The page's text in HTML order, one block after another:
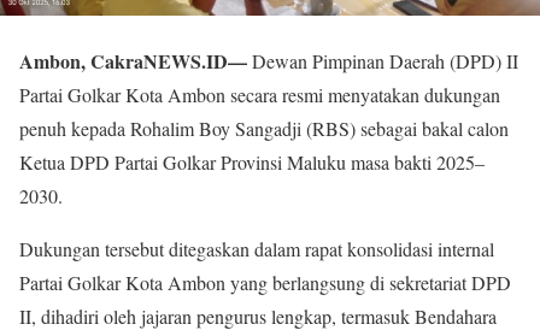
Ambon, CakraNEWS.ID—Dewan Pimpinan Daerah (DPD) II
Partai Golkar Kota Ambon secara resmi menyatakan dukungan
penuh kepada Rohalim Boy Sangadji (RBS) sebagai bakal calon
Ketua DPD Partai Golkar Provinsi Maluku masa bakti 2025–
2030.
Dukungan tersebut ditegaskan dalam rapat konsolidasi internal
Partai Golkar Kota Ambon yang berlangsung di sekretariat DPD
II, dihadiri oleh jajaran pengurus lengkap, termasuk Bendahara